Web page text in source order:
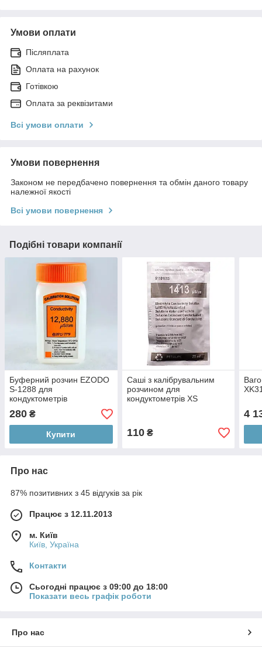
Умови оплати
Післяплата
Оплата на рахунок
Готівкою
Оплата за реквізитами
Всі умови оплати
Умови повернення
Законом не передбачено повернення та обмін даного товару
належної якості
Всі умови повернення
Подібні товари компанії
Буферний розчин EZODO
S-1288 для
кондуктометрів
280 ₴
Купити
Саші з калібрувальним
розчином для
кондуктометрів XS
NIST)
110₴
4
Про нас
87% позитивних з 45 відгуків за рік
Працює з 12.11.2013
м. Київ
Київ, Україна
Контакти
Сьогодні працює з 09:00 до 18:00
Показати весь графік роботи
Про нас